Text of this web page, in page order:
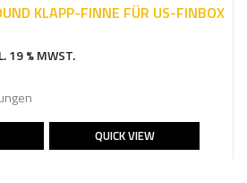
KLAPP-FINNE FÜR US-FINBOX
€.
19 % MWST.
QUICK VIEW